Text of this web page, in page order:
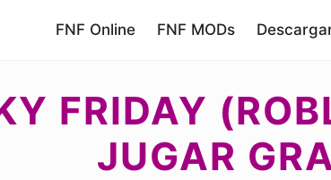
FNF Online FNF MODs
FRIDAY
JUGAR